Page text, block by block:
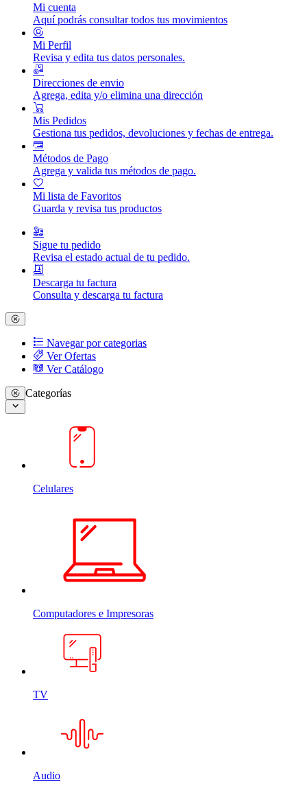
Mi cuenta
Aquí podrás consultar todos tus movimientos
Mi Perfil
Revisa y edita tus datos personales.
Direcciones de envio
Agrega, edita y/o elimina una dirección
Mis Pedidos
Gestiona tus pedidos, devoluciones y fechas de entrega.
Métodos de Pago
Agrega y valida tus métodos de pago.
Mi lista de Favoritos
Guarda y revisa tus productos
Sigue tu pedido
Revisa el estado actual de tu pedido.
Descarga tu factura
Consulta y descarga tu factura
Navegar por categorias
Ver Ofertas
Ver Catálogo
Categorías
Celulares
Computadores e Impresoras
TV
Audio